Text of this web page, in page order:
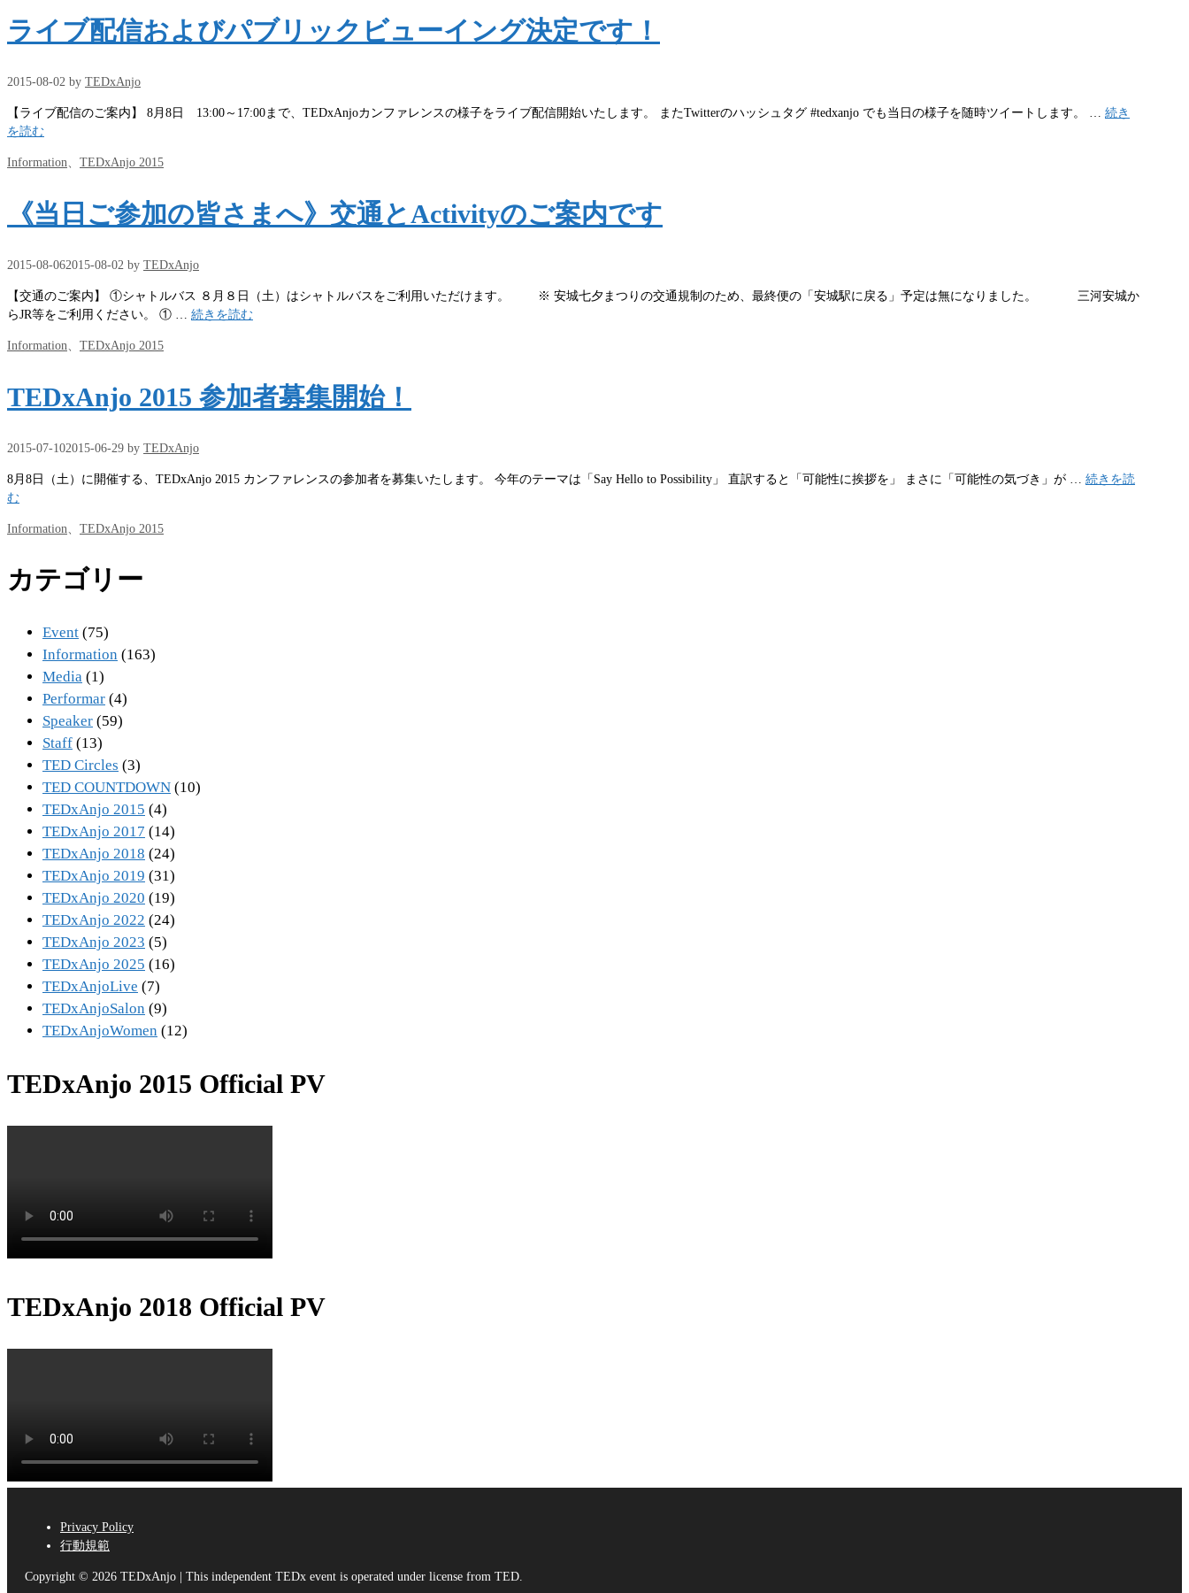
リ
ライブ配信およびパブリックビューイング決定です！
2015-08-02 by TEDxAnjo
【ライブ配信のご案内】 8月8日 13:00～17:00まで、TEDxAnjoカンファレンスの様子をライブ配信開始いたします。 またTwitterのハッシュタグ #tedxanjo でも当日の様子を随時ツイートします。 … 続き
を読む
カ
Information、 TEDxAnjo 2015
《当日ご参加の皆さまへ》交通とActivityのご案内です
2015-08-062015-08-02 by TEDxAnjo
【交通のご案内】 ①シャトルバス ８月８日（土）はシャトルバスをご利用いただけます。 ※ 安城七夕まつりの交通規制のため、最終便の「安城駅に戻る」予定は無になりました。 三河安城か
らJR等をご利用ください。 ① … 続きを読む
カ
Information TEDxAnjo 2015
TEDxAnjo 2015 参加者募集開始！
2015-07-102015-06-29 by TEDxAnjo
8月8日（土）に開催する、TEDxAnjo 2015 カンファレンスの参加者を募集いたします。 今年のテーマは「Say Hello to Possibility」 直訳すると「可能性に挨拶を」 まさに「可能性の気づき」が … 続きを読
む
カ
リ
Information TEDxAnjo 2015
カテゴリー
Event (75)
Information (163)
Media (1)
Performar (4)
Speaker (59)
Staff (13)
TED Circles (3)
TED COUNTDOWN (10)
TEDxAnjo 2015 (4)
TEDxAnjo 2017 (14)
TEDxAnjo 2018 (24)
TEDxAnjo 2019 (31)
TEDxAnjo 2020 (19)
TEDxAnjo 2022 (24)
TEDxAnjo 2023 (5)
TEDxAnjo 2025 (16)
TEDxAnjoLive (7)
TEDxAnjoSalon (9)
TEDxAnjoWomen (12)
TEDxAnjo 2015 Official PV
TEDxAnjo 2018 Official PV
Privacy Policy
行動規範
Copyright © 2026 TEDxAnjo | This independent TEDx event is operated under license from TED.